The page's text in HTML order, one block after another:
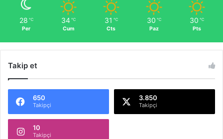
28 ℃
Per
34 ℃
Cum
31 ℃
Cts
30 ℃
Paz
30 ℃
Pts
Takip et
650
Takipçi
3.850
Takipçi
10
Takipçi